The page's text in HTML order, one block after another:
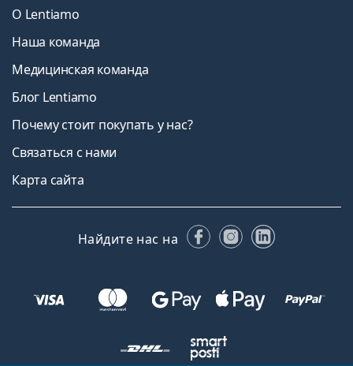
О Lentiamo
Наша команда
Медицинская команда
Блог Lentiamo
Почему стоит покупать у нас?
Связаться с нами
Карта сайта
Найдите нас на FacebookInstagram
LinkedIn